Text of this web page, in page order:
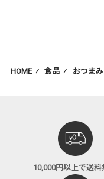
HOME ⁄ 食品 ⁄ おつまみ
10,000円以上で送料